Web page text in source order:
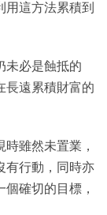
這方法累積到
未必是蝕抵的
長遠累積財富的
雖然未置業，
有行動，同時亦
確切的目標，